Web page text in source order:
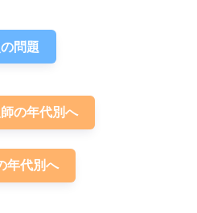
問題
の年代別へ
年代別へ